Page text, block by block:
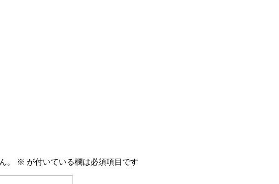
。 ※ が付いている欄は必須項目です